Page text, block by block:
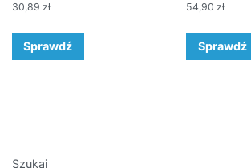
30,89 zł
Sprawdź
54,90zł
Sprawdź
Szukaj